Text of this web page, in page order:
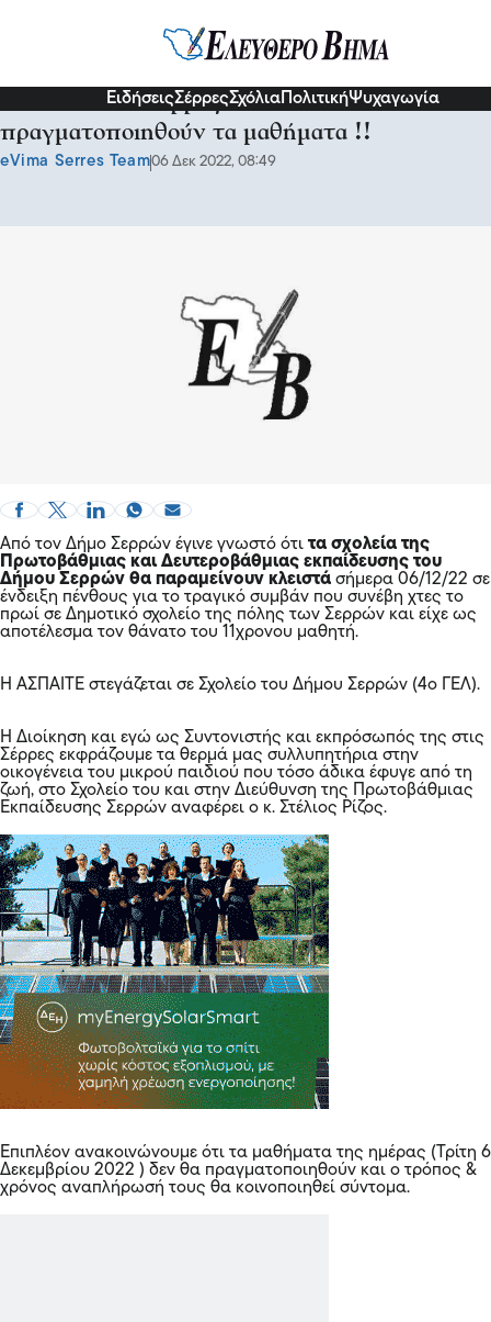
ΕιδήσειςΣέρρεςΣχόλια ΠολιτικήΨυχαγωγία
ΑΣΠΑΙΤΕ – Σέρρες: Δεν θα
πραγματοποιηθούν τα μαθήματα !!
eVima Serres Team06 Δεκ 2022, 08:49
Από τον Δήμο Σερρών έγινε γνωστό ότι τα σχολεία της
Πρωτοβάθμιας και Δευτεροβάθμιας εκπαίδευσης του
Δήμου Σερρών θα παραμείνουν κλειστά σήμερα 06/12/22 σε
ένδειξη πένθους για το τραγικό συμβάν που συνέβη χτες το
πρωί σε Δημοτικό σχολείο της πόλης των Σερρών και είχε ως
αποτέλεσμα τον θάνατο του 11χρονου μαθητή.
Η ΑΣΠΑΙΤΕ στεγάζεται σε Σχολείο του Δήμου Σερρών (4ο ΓΕΛ).
Η Διοίκηση και εγώ ως Συντονιστής και εκπρόσωπός της στις
Σέρρες εκφράζουμε τα θερμά μας συλλυπητήρια στην
οικογένεια του μικρού παιδιού που τόσο άδικα έφυγε από τη
ζωή, στο Σχολείο του και στην Διεύθυνση της Πρωτοβάθμιας
Εκπαίδευσης Σερρών αναφέρει ο κ. Στέλιος Ρίζος.
Επιπλέον ανακοινώνουμε ότι τα μαθήματα της ημέρας (Τρίτη 6
Δεκεμβρίου 2022 ) δεν θα πραγματοποιηθούν και ο τρόπος &
χρόνος αναπλήρωσή τους θα κοινοποιηθεί σύντομα.